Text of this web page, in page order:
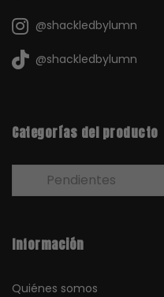
@shackledbylumn
@shackledbylumn
Categorías del producto
Información
Quiénes somos